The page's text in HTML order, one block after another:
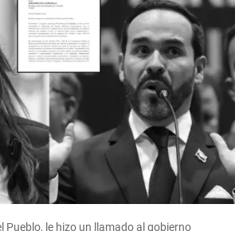
Pueblo, le hizo un llamado al gobierno